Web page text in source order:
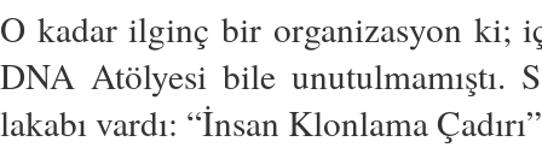
O kadar ilginç bir organizasyon ki;
DNA Atölyesi bile unutulmamıştı.
lakabı vardı: “İnsan Klonlama